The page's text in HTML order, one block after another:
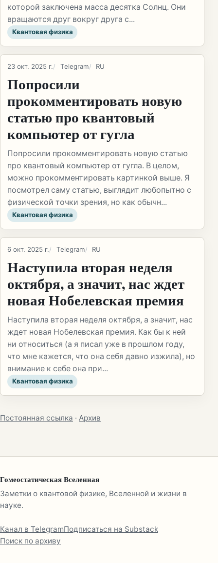
которой заключена масса десятка Солнц. Они
вращаются друг вокруг друга с...
Квантовая физика
23 окт. 2025 г. Telegram RU
Попросили
прокомментировать новую
статью про квантовый
компьютер от гугла
Попросили прокомментировать новую статью
про квантовый компьютер от гугла. В целом,
можно прокомментировать картинкой выше. Я
посмотрел саму статью, выглядит любопытно с
физической точки зрения, но как обычн...
Квантовая физика
6 окт. 2025 г. Telegram RU
Наступила вторая неделя
октября, а значит, нас ждет
новая Нобелевская премия
Наступила вторая неделя октября, а значит, нас
ждет новая Нобелевская премия. Как бы к ней
ни относиться (а я писал уже в прошлом году,
что мне кажется, что она себя давно изжила), но
внимание к себе она при...
Квантовая физика
Постоянная ссылка · Архив
Гомеостатическая Вселенная
Заметки о квантовой физике, Вселенной и жизни в
науке.
Канал в TelegramПодписаться на Substack
Поиск по архиву